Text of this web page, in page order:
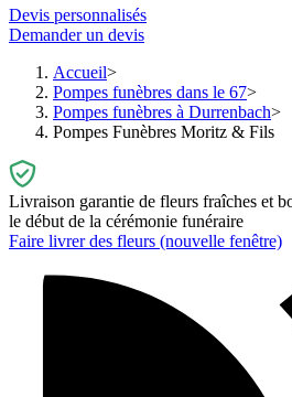
Devis personnalisés
Demander un devis
Accueil
Pompes funèbres dans le 67
Pompes funèbres à Durrenbach
Pompes Funèbres Moritz & Fils
Livraison garantie de fleurs fraîches et
le début de la cérémonie funéraire
Faire livrer des fleurs (nouvelle fenêtre)